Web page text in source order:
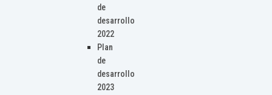
de
desarrollo
2022
Plan
de
desarrollo
2023